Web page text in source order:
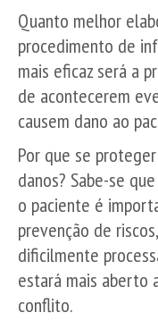
Quanto melhor
procedimento de
mais eficaz será a
de acontecerem
causem dano ao
Por que se
danos? Sabe-se
o paciente é
prevenção de
dificilmente
estará mais aberto
conflito.